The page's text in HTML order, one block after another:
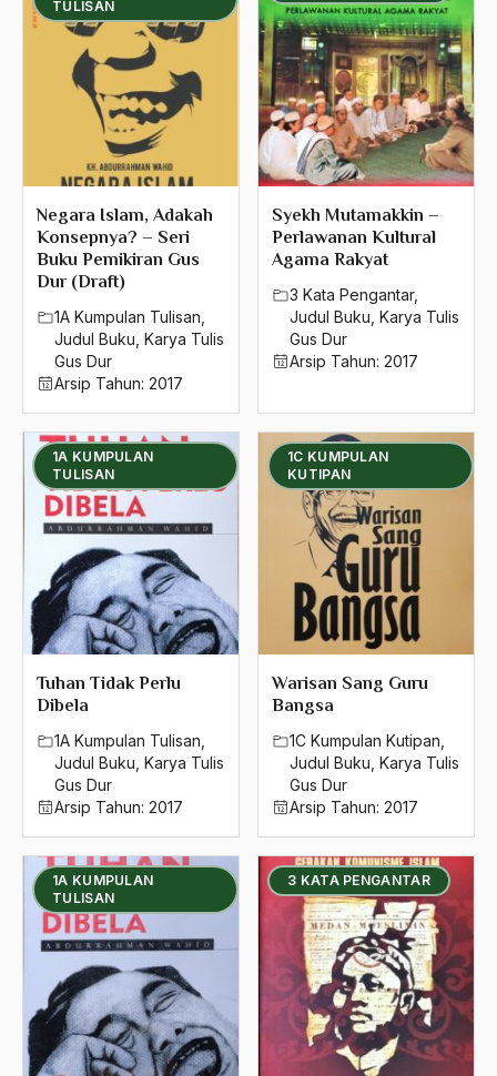
TULISAN
Negara Islam, Adakah
Konsepnya? – Seri
Buku Pemikiran Gus
Dur (Draft)
1A Kumpulan Tulisan
Judul Buku Karya Tulis
Gus Dur
Arsip Tahun: 2017
Syekh Mutamakkin –
Perlawanan Kultural
Agama Rakyat
3 Kata Pengantar,
Judul Buku Karya Tulis
Gus Dur
Arsip Tahun: 2017
1A KUMPULAN
TULISAN
Tuhan Tidak Perlu
Dibela
1A Kumpulan Tulisan
Judul Buku Karya Tulis
Gus Dur
Arsip Tahun: 2017
1C KUMPULAN
KUTIPAN
Warisan Sang Guru
Bangsa
1C Kumpulan Kutipan
Judul Buku Karya Tulis
Gus Dur
Arsip Tahun: 2017
1A KUMPULAN
TULISAN
3 KATA PENGANTAR